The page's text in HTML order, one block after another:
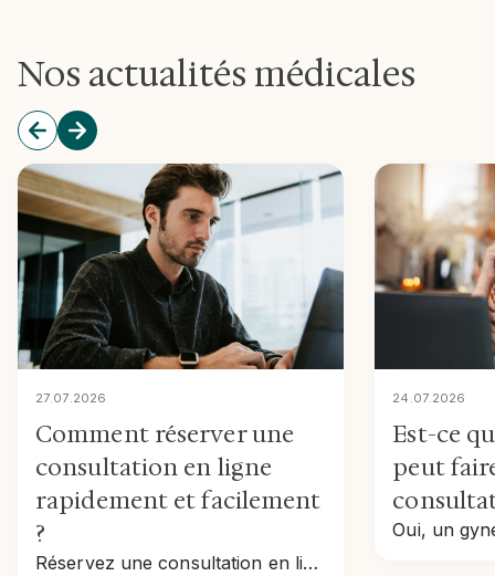
Nos actualités médicales
27.07.2026
Comment réserver une
consultation en ligne
rapidement et facilement
?
Réservez une consultation en ligne rapidement : étapes, tarifs, remboursement et conseils pour prendre rendez-vous en toute simplicité.
24 .07.2026
Est-ce
peut